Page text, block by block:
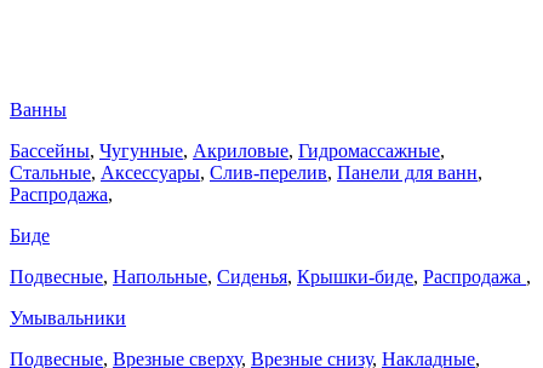
Ванны
Бассейны, Чугунные, Акриловые, Гидромассажные,
Стальные, Аксессуары, Слив-перелив, Панели для ванн,
Распродажа,
Биде
Подвесные, Напольные, Сиденья, Крышки-биде, Распродажа ,
Умывальники
Подвесные, Врезные сверху, Врезные снизу, Накладные,